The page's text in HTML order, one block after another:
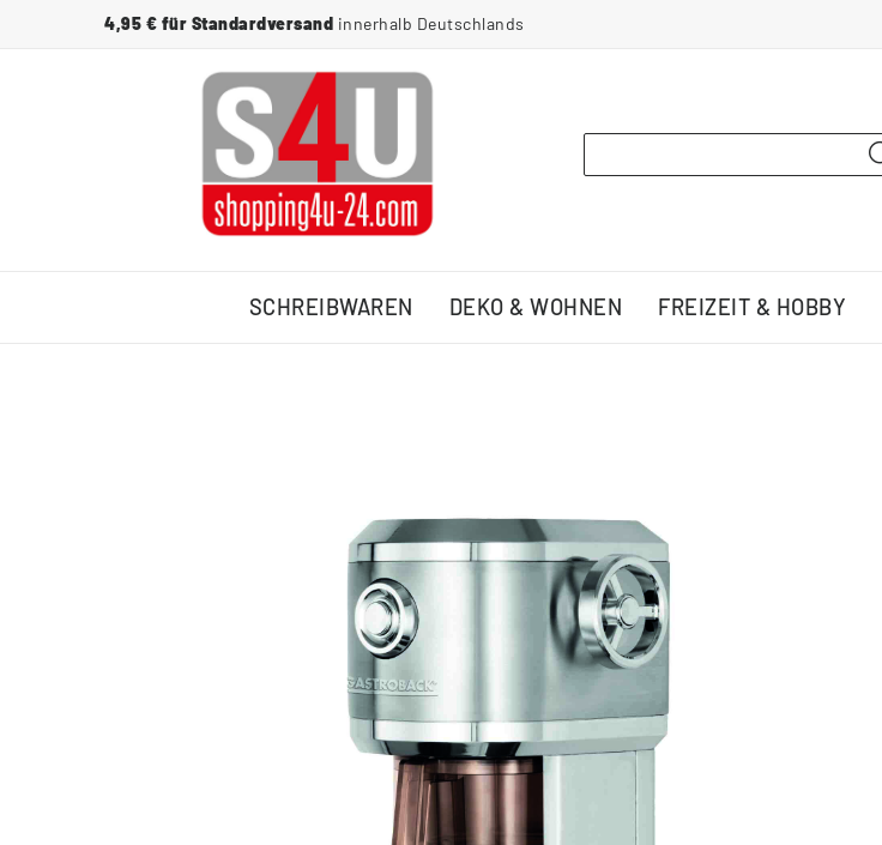
4,95 € für Standardversand innerhalb Deutschlands
SCHREIBWAREN DEKO & WOHNEN FREIZEIT & HOBBY